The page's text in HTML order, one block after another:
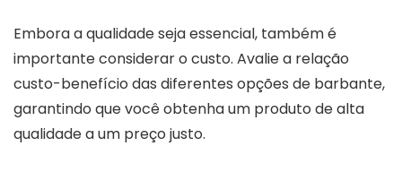
Embora a qualidade seja essencial, também é
importante considerar o custo. Avalie a relação
custo-benefício das diferentes opções de barbante,
garantindo que você obtenha um produto de alta
qualidade a um preço justo.